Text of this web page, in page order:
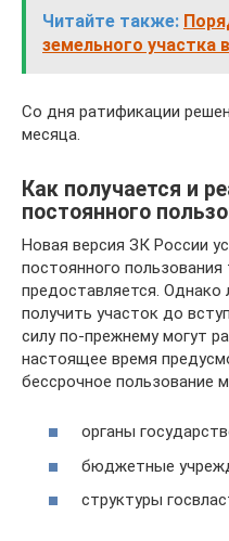
Читайте также:
земельного участка
Со дня ратификации
месяца.
Как получается и
постоянного
Новая версия ЗК России
постоянного
предоставляется. Однако
получить участок до
силу по-прежнему могут
настоящее время
бессрочное пользование
органы
бюджетные
структуры